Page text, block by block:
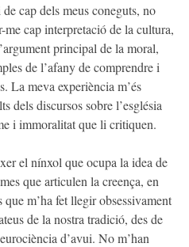
cap dels meus coneguts, no
me cap interpretació de la cultura,
principal de la moral,
de l’afany de comprendre i
La meva experiència m’és
dels discursos sobre l’església
i immoralitat que li critiquen.
el nínxol que ocupa la idea de
que articulen la creença, en
m’ha fet llegir obsessivament
de la nostra tradició, des de
d’avui. No m’han